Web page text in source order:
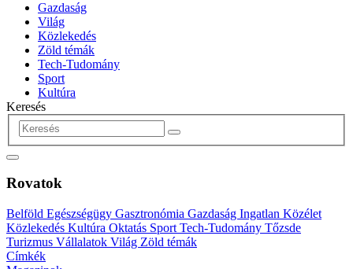
Gazdaság
Világ
Közlekedés
Zöld témák
Tech-Tudomány
Sport
Kultúra
Keresés
Rovatok
Belföld Egészségügy Gasztronómia Gazdaság Ingatlan Közélet
Közlekedés Kultúra Oktatás Sport Tech-Tudomány Tőzsde
Turizmus Vállalatok Világ Zöld témák
Címkék